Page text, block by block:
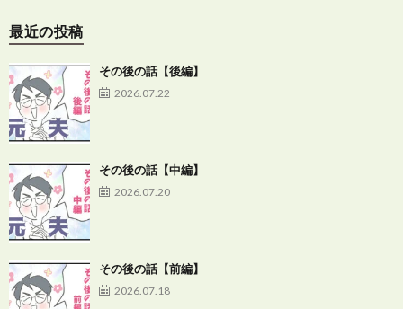
最近の投稿
その後の話【後編】
2026.07.22
その後の話【中編】
2026.07.20
その後の話【前編】
2026.07.18